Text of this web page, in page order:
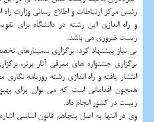
رئیس مركز ارتباطات و اطلاع رسانی وزارت راه
و راه اندازی این رشته در دانشگاه برای
زیست ضروری می باشد.
بی نیاز پیشنهاد كرد: برگزاری سمینارهای
برگزاری جشنواره های معرفی آثار برتر،
انتشار یافته و راه اندازی رشته روزنامه
همچون اقداماتی است كه می توان برای
زیست در كشور انجام داد.
وی در انتها به اصل پنجاهم قانون اساسی